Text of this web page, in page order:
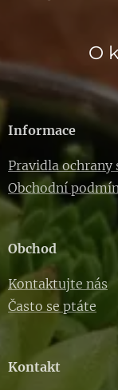
O
Informace
Pravidla
Obchodní
Obchod
Kontaktujte nás
Často se ptáte
Kontakt